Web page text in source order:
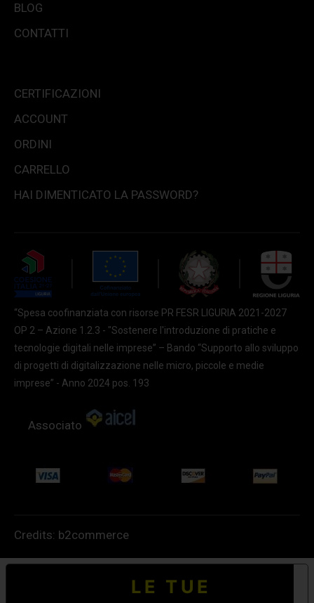
BLOG
CONTATTI
CERTIFICAZIONI
ACCOUNT
ORDINI
CARRELLO
HAI DIMENTICATO LA PASSWORD?
“Spesa coofinanziata con risorse PR FESR LIGURIA 2021-2027
OP 2 – Azione 1.2.3 - "Sostenere l'introduzione di pratiche e
tecnologie digitali nelle imprese” – Bando “Supporto allo sviluppo
di progetti di digitalizzazione nelle micro, piccole e medie
imprese” - Anno 2024 pos. 193
Associato
Credits: b2commerce
LE TUE